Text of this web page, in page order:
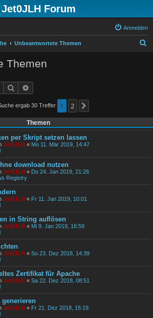
Jet0JLH Forum
Anmelden
Unbeantwortete Themen
Themen
Suche
ergab 30 Treffer 1 2
Themen
per Skript setzen lassen
Jet0JLH « Mo 11. Mär 2019, 14:47
download nutzen
Jet0JLH « Do 24. Jan 2019, 21:26
Registry
Jet0JLH « Fr 11. Jan 2019, 10:01
in String auflösen
Jet0JLH « Mi 9. Jan 2019, 16:59
Jet0JLH « So 23. Dez 2018, 14:39
Zertifikat für Apache
Jet0JLH « Sa 22. Dez 2018, 08:51
Jet0JLH « Fr 21. Dez 2018, 15:19